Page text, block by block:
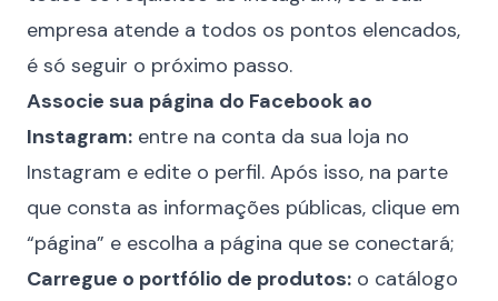
empresa atende a todos os pontos elencados,
é só seguir o próximo passo.
Associe sua página do Facebook ao
Instagram: entre na conta da sua loja no
Instagram e edite o perfil. Após isso, na parte
que consta as informações públicas, clique em
“página” e escolha a página que se conectará;
Carregue o portfólio de produtos: o catálogo